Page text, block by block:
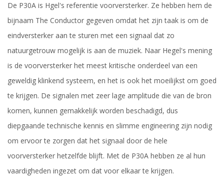
De P30A is Hgel's referentie voorversterker. Ze hebben hem de
bijnaam The Conductor gegeven omdat het zijn taak is om de
eindversterker aan te sturen met een signaal dat zo
natuurgetrouw mogelijk is aan de muziek. Naar Hegel's mening
is de voorversterker het meest kritische onderdeel van een
geweldig klinkend systeem, en het is ook het moeilijkst om goed
te krijgen. De signalen met zeer lage amplitude die van de bron
komen, kunnen gemakkelijk worden beschadigd, dus
diepgaande technische kennis en slimme engineering zijn nodig
om ervoor te zorgen dat het signaal door de hele
voorversterker hetzelfde blijft. Met de P30A hebben ze al hun
vaardigheden ingezet om dat voor elkaar te krijgen.